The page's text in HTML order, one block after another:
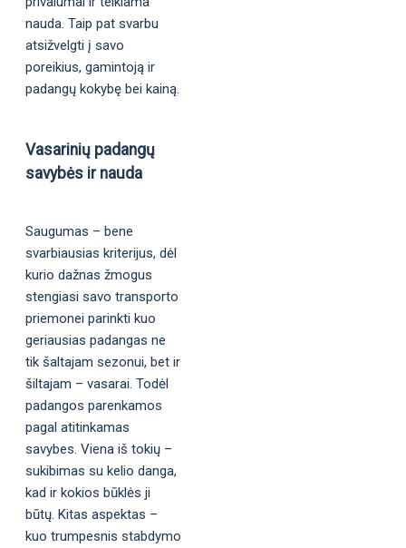
nauda. Taip pat svarbu
atsižvelgti į savo
poreikius, gamintoją ir
padangų kokybę bei kainą.
Vasarinių padangų
savybės ir nauda
Saugumas – bene
svarbiausias kriterijus, dėl
kurio dažnas žmogus
stengiasi savo transporto
priemonei parinkti kuo
geriausias padangas ne
tik šaltajam sezonui, bet ir
šiltajam – vasarai. Todėl
padangos parenkamos
pagal atitinkamas
savybes. Viena iš tokių –
sukibimas su kelio danga,
kad ir kokios būklės ji
būtų. Kitas aspektas –
kuo trumpesnis stabdymo